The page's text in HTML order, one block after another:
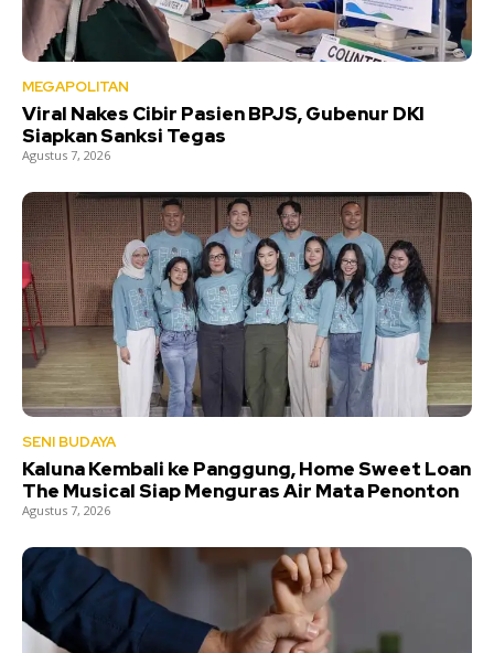
MEGAPOLITAN
Viral Nakes Cibir Pasien BPJS, Gubenur DKI
Siapkan Sanksi Tegas
Agustus 7, 2026
SENI BUDAYA
Kaluna Kembali ke Panggung, Home Sweet Loan
The Musical Siap Menguras Air Mata Penonton
Agustus 7, 2026